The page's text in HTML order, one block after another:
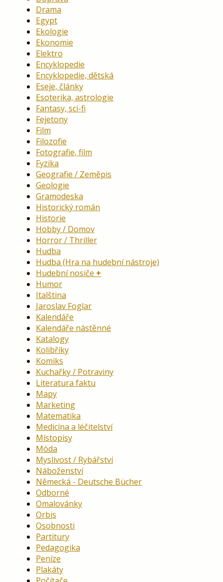
Drama
Egypt
Ekologie
Ekonomie
Elektro
Encyklopedie
Encyklopedie, dětská
Eseje, články
Esoterika, astrologie
Fantasy, sci-fi
Fejetony
Film
Filozofie
Fotografie, film
Fyzika
Geografie / Zeměpis
Geologie
Gramodeska
Historický román
Historie
Hobby / Domov
Horror / Thriller
Hudba
Hudba (Hra na hudební nástroje)
Hudební nosiče
Humor
Italština
Jaroslav Foglar
Kalendáře
Kalendáře nástěnné
Katalogy
Kolibříky
Komiks
Kuchařky / Potraviny
Literatura faktu
Mapy
Marketing
Matematika
Medicína a léčitelství
Místopisy
Móda
Myslivost / Rybářství
Náboženství
Německá - Deutsche Bücher
Odborné
Omalovánky
Orbis
Osobnosti
Partitury
Pedagogika
Peníze
Plakáty